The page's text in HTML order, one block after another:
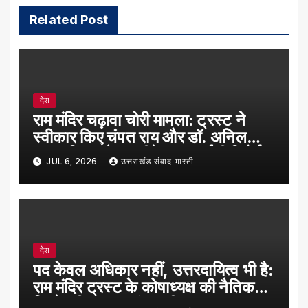
Related Post
देश
राम मंदिर चढ़ावा चोरी मामला: ट्रस्ट ने
स्वीकार किए चंपत राय और डॉ. अनिल
कुमार मिश्रा के इस्तीफे, एसआईटी रिपोर्ट
तक अंतरिम व्यवस्था
JUL 6, 2026 उत्तराखंड संवाद भारती
देश
पद केवल अधिकार नहीं, उत्तरदायित्व भी है:
राम मंदिर ट्रस्ट के कोषाध्यक्ष की नैतिक